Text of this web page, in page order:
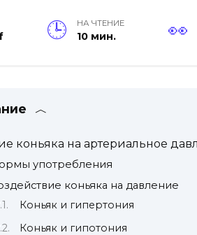
НА ЧТЕНИЕ
10 мин.
коньяка на артериальное
употребления
коньяка на давление
Коньяк и гипертония
Коньяк и гипотония